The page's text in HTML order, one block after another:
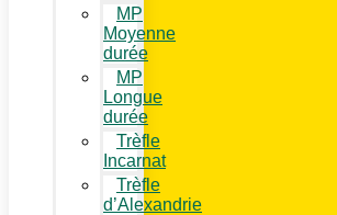
MP
Moyenne
durée
MP
Longue
durée
Trèfle
Incarnat
Trèfle
d’Alexandrie